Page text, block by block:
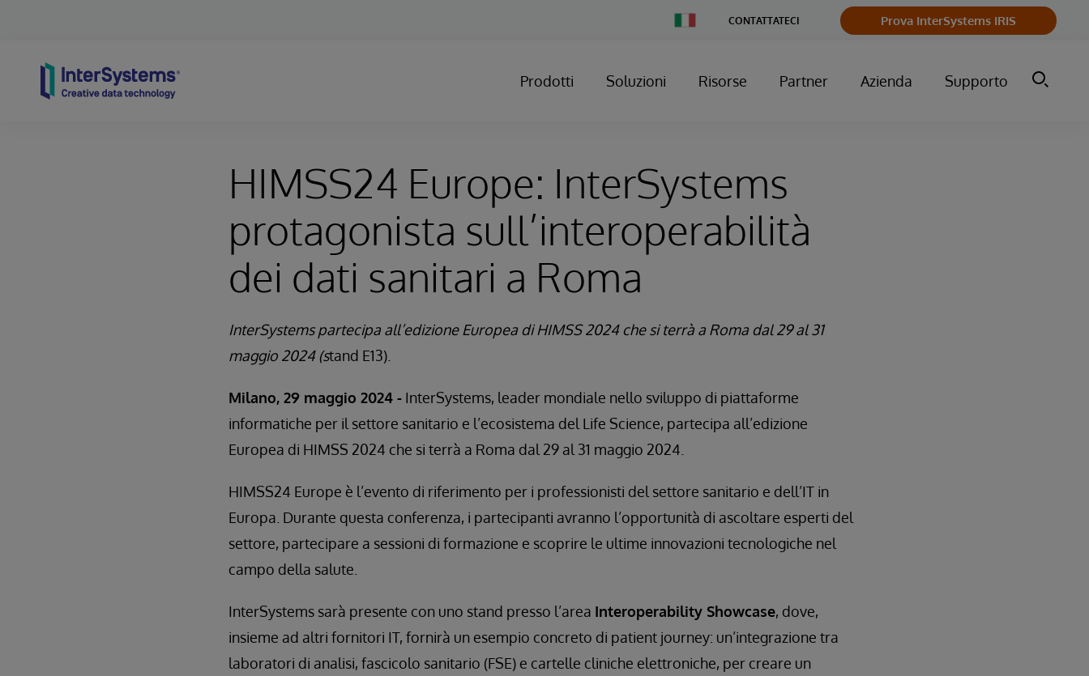
Country
CONTATTATECI Prova InterSystems IRIS
Prodotti Soluzioni Risorse Partner Azienda Supporto
HIMSS24 Europe: InterSystems
protagonista sull’interoperabilità
dei dati sanitari a Roma
InterSystems partecipa all’edizione Europea di HIMSS 2024 che si terrà a Roma dal 29 al 31
maggio 2024 (stand E13).
Milano, 29 maggio 2024 - InterSystems, leader mondiale nello sviluppo di piattaforme
informatiche per il settore sanitario e l’ecosistema del Life Science, partecipa all’edizione
Europea di HIMSS 2024 che si terrà a Roma dal 29 al 31 maggio 2024.
HIMSS24 Europe è l’evento di riferimento per i professionisti del settore sanitario e dell’IT in
Europa. Durante questa conferenza, i partecipanti avranno l’opportunità di ascoltare esperti del
settore, partecipare a sessioni di formazione e scoprire le ultime innovazioni tecnologiche nel
campo della salute.
InterSystems sarà presente con uno stand presso l’area Interoperability Showcase, dove,
insieme ad altri fornitori IT, fornirà un esempio concreto di patient journey: un’integrazione tra
laboratori di analisi, fascicolo sanitario (FSE) e cartelle cliniche elettroniche, per creare un